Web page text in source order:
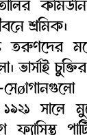
শ্রমিক।
তরুণদের
সালে